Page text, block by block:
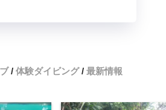
体験ダイビング 最新情報